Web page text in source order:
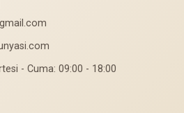
- Cuma: 09:00 - 18:00